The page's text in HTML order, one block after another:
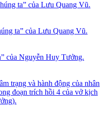
ta” của Lưu Quang Vũ.
ta” của Lưu Quang Vũ.
của Nguyễn Huy Tưởng.
trạng và hành động của nhân
đoạn trích hồi 4 của vở kịch